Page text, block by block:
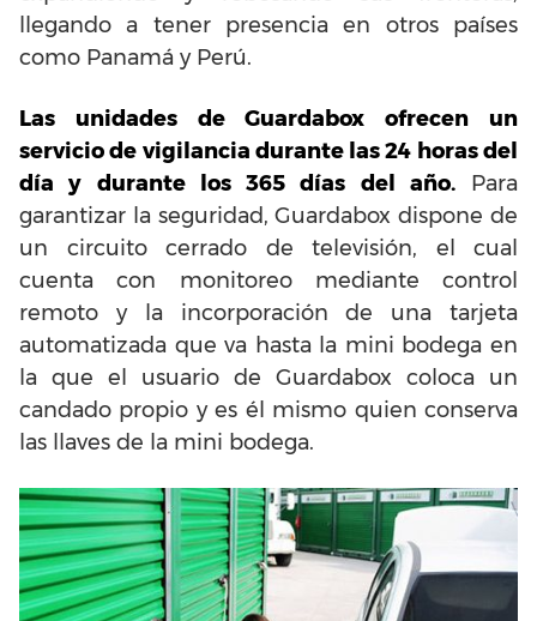
llegando a tener presencia en otros países
como Panamá y Perú.
Las unidades de Guardabox ofrecen un
servicio de vigilancia durante las 24 horas del
día y durante los 365 días del año.Para
garantizar la seguridad, Guardabox dispone de
un circuito cerrado de televisión, el cual
cuenta con monitoreo mediante control
remoto y la incorporación de una tarjeta
automatizada que va hasta la mini bodega en
la que el usuario de Guardabox coloca un
candado propio y es él mismo quien conserva
las llaves de la mini bodega.